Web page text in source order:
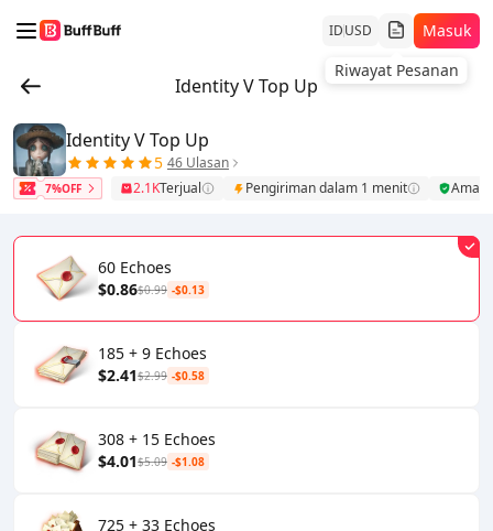
IDUSD Masuk
Identity V Top Up
Identity V Top Up
5 46 Ulasan
7%OFF 2.1KTerjual Pengiriman dalam 1 menit Aman
60 Echoes
$0.86$0.99 -$0.13
185 + 9 Echoes
$2.41$2.99 -$0.58
308 + 15 Echoes
$4.01$5.09 -$1.08
725 + 33 Echoes